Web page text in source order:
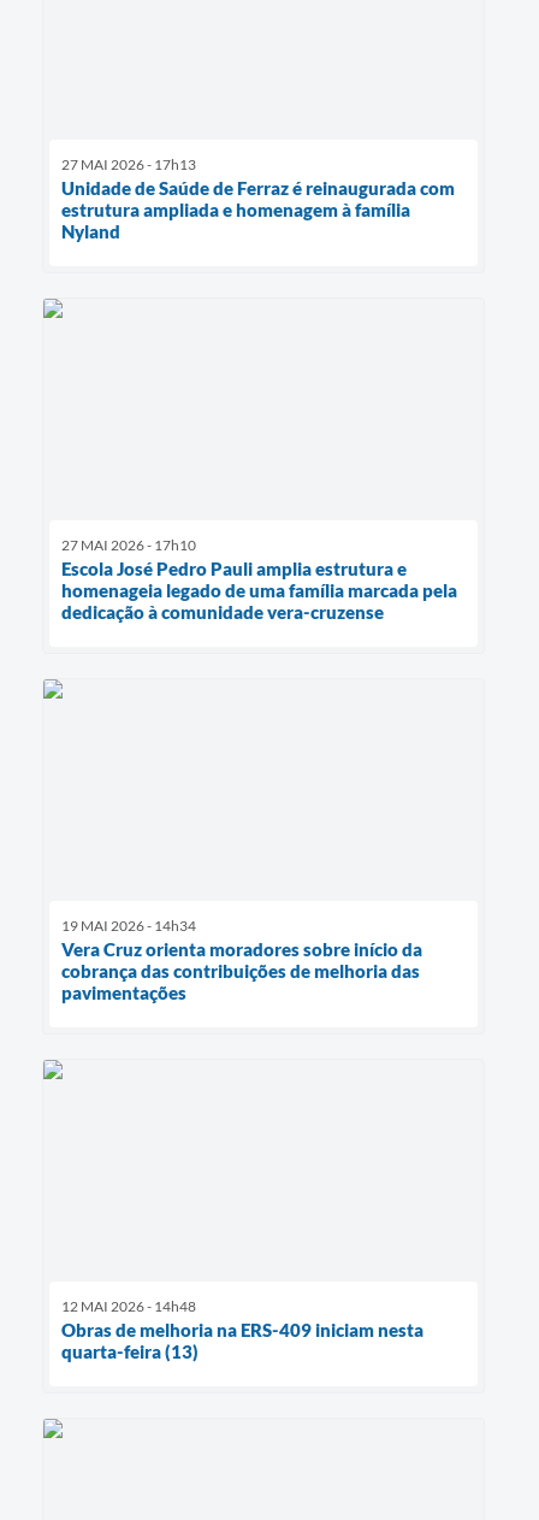
27 MAI 2026 - 17h13
Unidade de Saúde de Ferraz é reinaugurada com
estrutura ampliada e homenagem à família
Nyland
27 MAI 2026 - 17h10
Escola José Pedro Pauli amplia estrutura e
homenageia legado de uma família marcada pela
dedicação à comunidade vera-cruzense
19 MAI 2026 - 14h34
Vera Cruz orienta moradores sobre início da
cobrança das contribuições de melhoria das
pavimentações
12 MAI 2026 - 14h48
Obras de melhoria na ERS-409 iniciam nesta
quarta-feira (13)